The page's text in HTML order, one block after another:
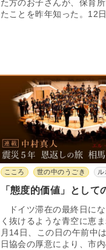
た方のお子さんが、保育
たことを昨年知った。12
こころ 世の中のうごき ル
「態度的価値」として
ドイツ滞在の最終日に
く抜けるような青空に恵
月14日、この日の午前中
日協会の厚意により、市